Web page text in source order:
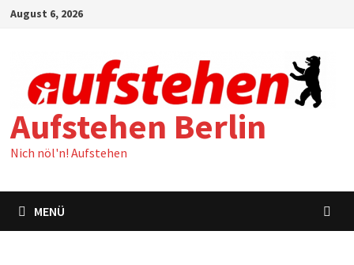
ZumAugust 6, 2026
Aufstehen Berlin
Nich nöl'n! Aufstehen
MENÜ